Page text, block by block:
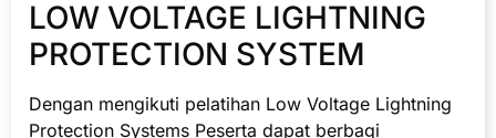
LOW VOLTAGE LIGHTNING
PROTECTION SYSTEM
Dengan mengikuti pelatihan Low Voltage Lightning
Protection Systems Peserta dapat berbagi